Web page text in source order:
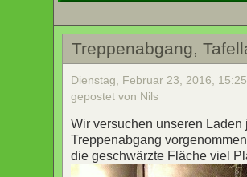
Treppenabgang,
Dienstag, Februar 23, 2016,
gepostet von Nils
Wir versuchen unseren
Treppenabgang
die geschwärzte Fläche viel